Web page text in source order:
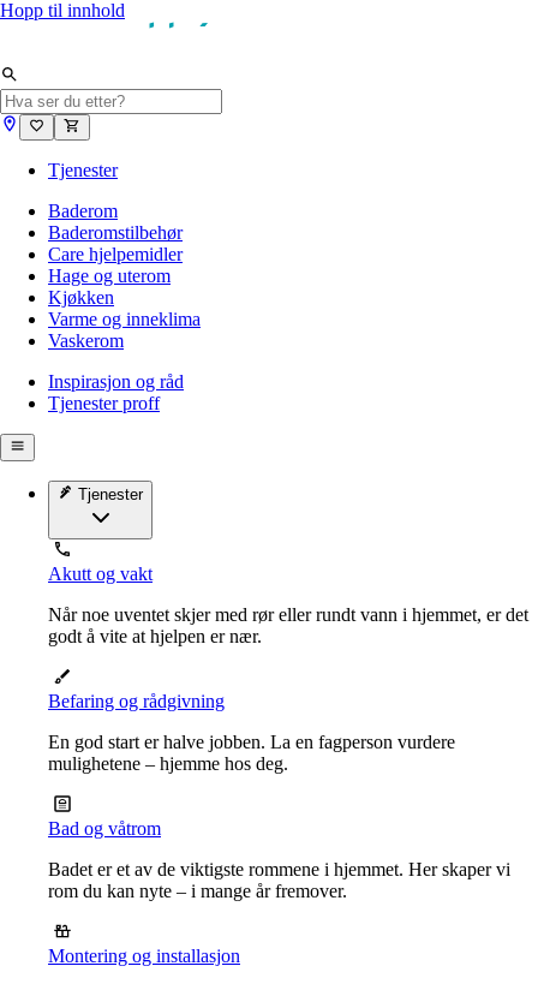
Hopp til innhold
Tjenester
Baderom
Baderomstilbehør
Care hjelpemidler
Hage og uterom
Kjøkken
Varme og inneklima
Vaskerom
Inspirasjon og råd
Tjenester proff
Tjenester
Akutt og vakt
Når noe uventet skjer med rør eller rundt vann i hjemmet, er det
godt å vite at hjelpen er nær.
Befaring og rådgivning
En god start er halve jobben. La en fagperson vurdere
mulighetene – hjemme hos deg.
Bad og våtrom
Badet er et av de viktigste rommene i hjemmet. Her skaper vi
rom du kan nyte – i mange år fremover.
Montering og installasjon